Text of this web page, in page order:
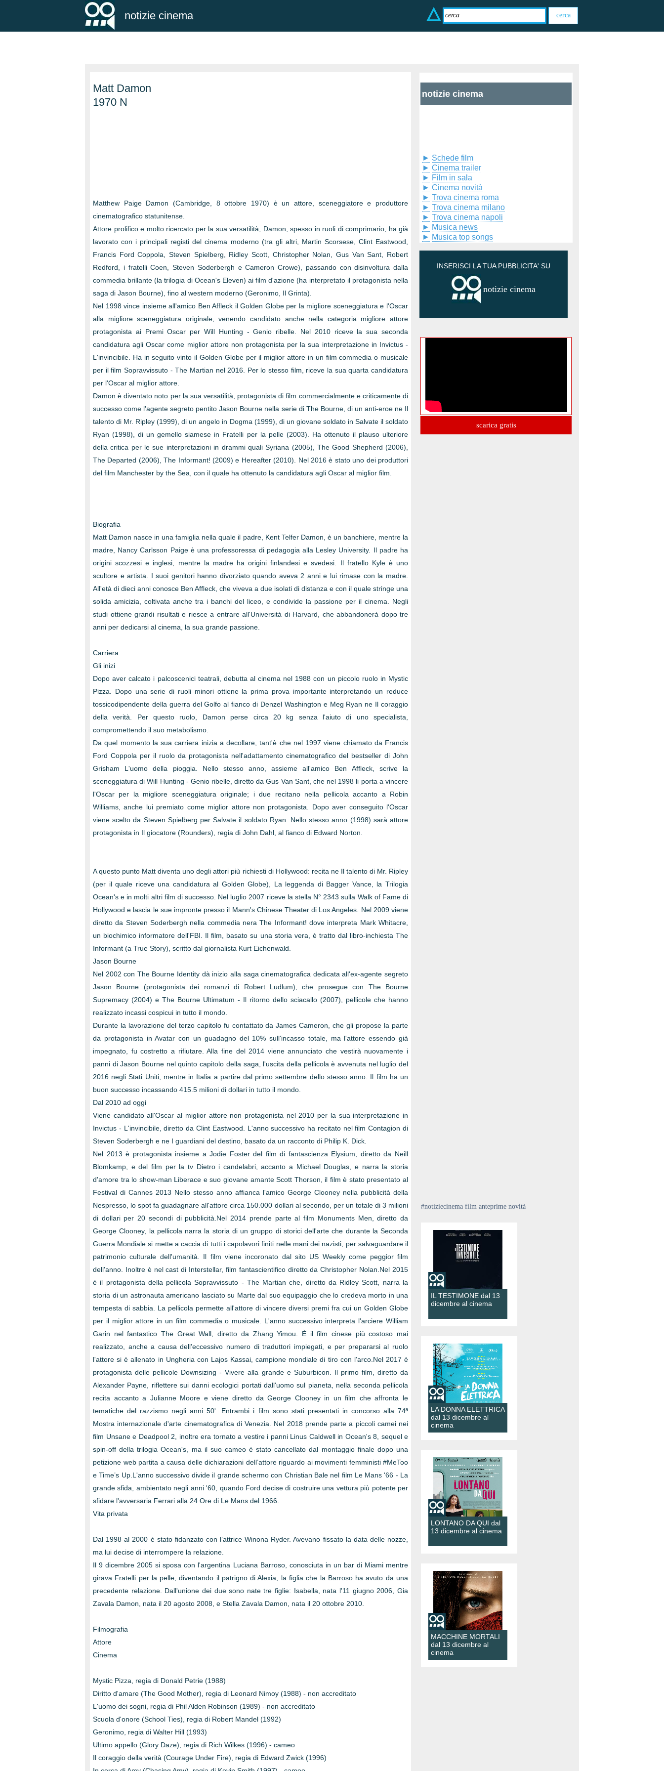
notizie cinema
Matt Damon
1970 N
Matthew Paige Damon (Cambridge, 8 ottobre 1970) è un attore, sceneggiatore e produttore
cinematografico statunitense.
Attore prolifico e molto ricercato per la sua versatilità, Damon, spesso in ruoli di comprimario, ha già
lavorato con i principali registi del cinema moderno (tra gli altri, Martin Scorsese, Clint Eastwood,
Francis Ford Coppola, Steven Spielberg, Ridley Scott, Christopher Nolan, Gus Van Sant, Robert
Redford, i fratelli Coen, Steven Soderbergh e Cameron Crowe), passando con disinvoltura dalla
commedia brillante (la trilogia di Ocean's Eleven) ai film d'azione (ha interpretato il protagonista nella
saga di Jason Bourne), fino al western moderno (Geronimo, Il Grinta).
Nel 1998 vince insieme all'amico Ben Affleck il Golden Globe per la migliore sceneggiatura e l'Oscar
alla migliore sceneggiatura originale, venendo candidato anche nella categoria migliore attore
protagonista ai Premi Oscar per Will Hunting - Genio ribelle. Nel 2010 riceve la sua seconda
candidatura agli Oscar come miglior attore non protagonista per la sua interpretazione in Invictus -
L'invincibile. Ha in seguito vinto il Golden Globe per il miglior attore in un film commedia o musicale
per il film Sopravvissuto - The Martian nel 2016. Per lo stesso film, riceve la sua quarta candidatura
per l'Oscar al miglior attore.
Damon è diventato noto per la sua versatilità, protagonista di film commercialmente e criticamente di
successo come l'agente segreto pentito Jason Bourne nella serie di The Bourne, di un anti-eroe ne Il
talento di Mr. Ripley (1999), di un angelo in Dogma (1999), di un giovane soldato in Salvate il soldato
Ryan (1998), di un gemello siamese in Fratelli per la pelle (2003). Ha ottenuto il plauso ulteriore
della critica per le sue interpretazioni in drammi quali Syriana (2005), The Good Shepherd (2006),
The Departed (2006), The Informant! (2009) e Hereafter (2010). Nel 2016 è stato uno dei produttori
del film Manchester by the Sea, con il quale ha ottenuto la candidatura agli Oscar al miglior film.
Biografia
Matt Damon nasce in una famiglia nella quale il padre, Kent Telfer Damon, è un banchiere, mentre la
madre, Nancy Carlsson Paige è una professoressa di pedagogia alla Lesley University. Il padre ha
origini scozzesi e inglesi, mentre la madre ha origini finlandesi e svedesi. Il fratello Kyle è uno
scultore e artista. I suoi genitori hanno divorziato quando aveva 2 anni e lui rimase con la madre.
All'età di dieci anni conosce Ben Affleck, che viveva a due isolati di distanza e con il quale stringe una
solida amicizia, coltivata anche tra i banchi del liceo, e condivide la passione per il cinema. Negli
studi ottiene grandi risultati e riesce a entrare all'Università di Harvard, che abbandonerà dopo tre
anni per dedicarsi al cinema, la sua grande passione.
Carriera
Gli inizi
Dopo aver calcato i palcoscenici teatrali, debutta al cinema nel 1988 con un piccolo ruolo in Mystic
Pizza. Dopo una serie di ruoli minori ottiene la prima prova importante interpretando un reduce
tossicodipendente della guerra del Golfo al fianco di Denzel Washington e Meg Ryan ne Il coraggio
della verità. Per questo ruolo, Damon perse circa 20 kg senza l'aiuto di uno specialista,
compromettendo il suo metabolismo.
Da quel momento la sua carriera inizia a decollare, tant'è che nel 1997 viene chiamato da Francis
Ford Coppola per il ruolo da protagonista nell'adattamento cinematografico del bestseller di John
Grisham L'uomo della pioggia. Nello stesso anno, assieme all'amico Ben Affleck, scrive la
sceneggiatura di Will Hunting - Genio ribelle, diretto da Gus Van Sant, che nel 1998 li porta a vincere
l'Oscar per la migliore sceneggiatura originale; i due recitano nella pellicola accanto a Robin
Williams, anche lui premiato come miglior attore non protagonista. Dopo aver conseguito l'Oscar
viene scelto da Steven Spielberg per Salvate il soldato Ryan. Nello stesso anno (1998) sarà attore
protagonista in Il giocatore (Rounders), regia di John Dahl, al fianco di Edward Norton.
A questo punto Matt diventa uno degli attori più richiesti di Hollywood: recita ne Il talento di Mr. Ripley
(per il quale riceve una candidatura al Golden Globe), La leggenda di Bagger Vance, la Trilogia
Ocean's e in molti altri film di successo. Nel luglio 2007 riceve la stella N° 2343 sulla Walk of Fame di
Hollywood e lascia le sue impronte presso il Mann's Chinese Theater di Los Angeles. Nel 2009 viene
diretto da Steven Soderbergh nella commedia nera The Informant! dove interpreta Mark Whitacre,
un biochimico informatore dell'FBI. Il film, basato su una storia vera, è tratto dal libro-inchiesta The
Informant (a True Story), scritto dal giornalista Kurt Eichenwald.
Jason Bourne
Nel 2002 con The Bourne Identity dà inizio alla saga cinematografica dedicata all'ex-agente segreto
Jason Bourne (protagonista dei romanzi di Robert Ludlum), che prosegue con The Bourne
Supremacy (2004) e The Bourne Ultimatum - Il ritorno dello sciacallo (2007), pellicole che hanno
realizzato incassi cospicui in tutto il mondo.
Durante la lavorazione del terzo capitolo fu contattato da James Cameron, che gli propose la parte
da protagonista in Avatar con un guadagno del 10% sull'incasso totale, ma l'attore essendo già
impegnato, fu costretto a rifiutare. Alla fine del 2014 viene annunciato che vestirà nuovamente i
panni di Jason Bourne nel quinto capitolo della saga, l'uscita della pellicola è avvenuta nel luglio del
2016 negli Stati Uniti, mentre in Italia a partire dal primo settembre dello stesso anno. Il film ha un
buon successo incassando 415.5 milioni di dollari in tutto il mondo.
Dal 2010 ad oggi
Viene candidato all'Oscar al miglior attore non protagonista nel 2010 per la sua interpretazione in
Invictus - L'invincibile, diretto da Clint Eastwood. L'anno successivo ha recitato nel film Contagion di
Steven Soderbergh e ne I guardiani del destino, basato da un racconto di Philip K. Dick.
Nel 2013 è protagonista insieme a Jodie Foster del film di fantascienza Elysium, diretto da Neill
Blomkamp, e del film per la tv Dietro i candelabri, accanto a Michael Douglas, e narra la storia
d'amore tra lo show-man Liberace e suo giovane amante Scott Thorson, il film è stato presentato al
Festival di Cannes 2013 Nello stesso anno affianca l'amico George Clooney nella pubblicità della
Nespresso, lo spot fa guadagnare all'attore circa 150.000 dollari al secondo, per un totale di 3 milioni
di dollari per 20 secondi di pubblicità.Nel 2014 prende parte al film Monuments Men, diretto da
George Clooney, la pellicola narra la storia di un gruppo di storici dell'arte che durante la Seconda
Guerra Mondiale si mette a caccia di tutti i capolavori finiti nelle mani dei nazisti, per salvaguardare il
patrimonio culturale dell'umanità. Il film viene incoronato dal sito US Weekly come peggior film
dell'anno. Inoltre è nel cast di Interstellar, film fantascientifico diretto da Christopher Nolan.Nel 2015
è il protagonista della pellicola Sopravvissuto - The Martian che, diretto da Ridley Scott, narra la
storia di un astronauta americano lasciato su Marte dal suo equipaggio che lo credeva morto in una
tempesta di sabbia. La pellicola permette all'attore di vincere diversi premi fra cui un Golden Globe
per il miglior attore in un film commedia o musicale. L'anno successivo interpreta l'arciere William
Garin nel fantastico The Great Wall, diretto da Zhang Yimou. È il film cinese più costoso mai
realizzato, anche a causa dell'eccessivo numero di traduttori impiegati, e per prepararsi al ruolo
l'attore si è allenato in Ungheria con Lajos Kassai, campione mondiale di tiro con l'arco.Nel 2017 è
protagonista delle pellicole Downsizing - Vivere alla grande e Suburbicon. Il primo film, diretto da
Alexander Payne, riflettere sui danni ecologici portati dall'uomo sul pianeta, nella seconda pellicola
recita accanto a Julianne Moore e viene diretto da George Clooney in un film che affronta le
tematiche del razzismo negli anni 50'. Entrambi i film sono stati presentati in concorso alla 74ª
Mostra internazionale d'arte cinematografica di Venezia. Nel 2018 prende parte a piccoli camei nei
film Unsane e Deadpool 2, inoltre era tornato a vestire i panni Linus Caldwell in Ocean's 8, sequel e
spin-off della trilogia Ocean's, ma il suo cameo è stato cancellato dal montaggio finale dopo una
petizione web partita a causa delle dichiarazioni dell’attore riguardo ai movimenti femministi #MeToo
e Time’s Up.L'anno successivo divide il grande schermo con Christian Bale nel film Le Mans '66 - La
grande sfida, ambientato negli anni '60, quando Ford decise di costruire una vettura più potente per
sfidare l'avversaria Ferrari alla 24 Ore di Le Mans del 1966.
Vita privata
Dal 1998 al 2000 è stato fidanzato con l’attrice Winona Ryder. Avevano fissato la data delle nozze,
ma lui decise di interrompere la relazione.
Il 9 dicembre 2005 si sposa con l'argentina Luciana Barroso, conosciuta in un bar di Miami mentre
girava Fratelli per la pelle, diventando il patrigno di Alexia, la figlia che la Barroso ha avuto da una
precedente relazione. Dall'unione dei due sono nate tre figlie: Isabella, nata l'11 giugno 2006, Gia
Zavala Damon, nata il 20 agosto 2008, e Stella Zavala Damon, nata il 20 ottobre 2010.
Filmografia
Attore
Cinema
Mystic Pizza, regia di Donald Petrie (1988)
Diritto d'amare (The Good Mother), regia di Leonard Nimoy (1988) - non accreditato
L'uomo dei sogni, regia di Phil Alden Robinson (1989) - non accreditato
Scuola d'onore (School Ties), regia di Robert Mandel (1992)
Geronimo, regia di Walter Hill (1993)
Ultimo appello (Glory Daze), regia di Rich Wilkes (1996) - cameo
Il coraggio della verità (Courage Under Fire), regia di Edward Zwick (1996)
notizie cinema
► Schede film
► Cinema trailer
► Film in sala
► Cinema novità
► Trova cinema roma
► Trova cinema milano
► Trova cinema napoli
► Musica news
► Musica top songs
INSERISCI LA TUA PUBBLICITA' SU
notizie cinema
scarica gratis
#notiziecinema film anteprime novità
IL TESTIMONE dal 13
dicembre al cinema
LA DONNA ELETTRICA
dal 13 dicembre al
cinema
LONTANO DA QUI dal
13 dicembre al cinema
MACCHINE MORTALI
dal 13 dicembre al
cinema